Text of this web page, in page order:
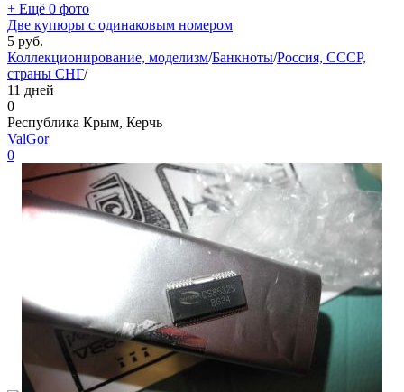
+ Ещё 0 фото
Две купюры с одинаковым номером
5 руб.
Коллекционирование, моделизм/Банкноты/Россия, СССР,
страны СНГ/
11 дней
0
Республика Крым, Керчь
ValGor
0